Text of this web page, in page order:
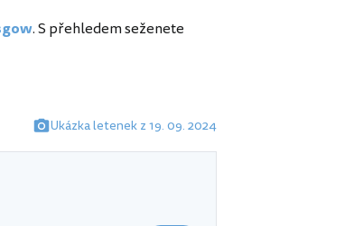
. S přehledem seženete
Ukázka letenek z 19. 09. 2024